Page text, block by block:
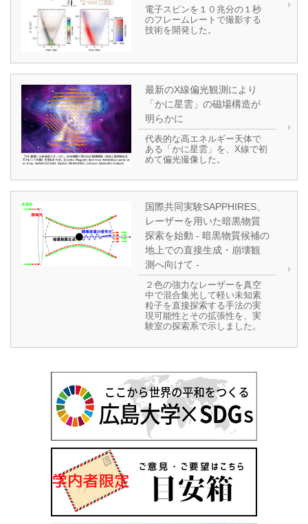
電子スピンを１０兆分の１秒
のフレームレートで撮影する
技術を開発した。
最新のX線偏光観測により
「かに星雲」の磁場構造が
明らかに
代表的な高エネルギー天体で
ある「かに星雲」を、X線で初
めて偏光撮像した。
国際共同実験SAPPHIRES、
レーザーを用いた暗黒物質
探索を始動 - 暗黒物質候補の
地上での直接生成・崩壊観
測へ向けて -
２色の強力なレーザーを真空
中で混合集光して軽い未知素
粒子を直接探索する手法の実
現可能性とその拡張性を、実
験室の探索系で示しました。